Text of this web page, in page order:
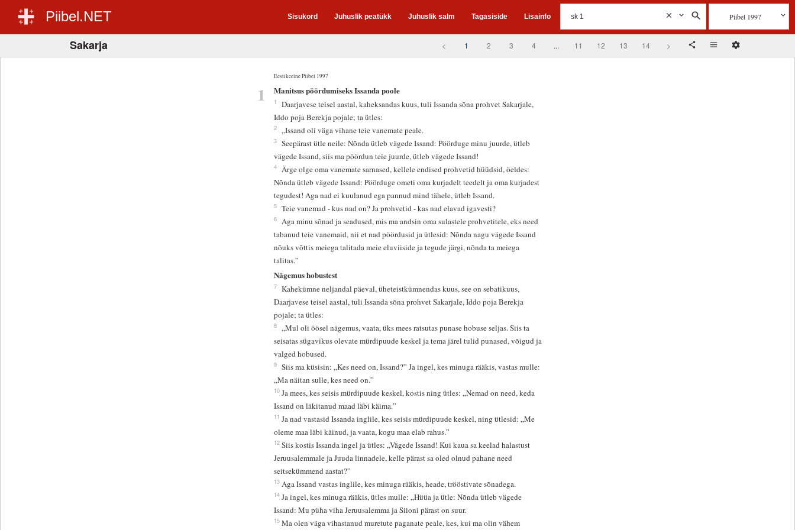
Piibel.NET Sisukord Juhuslik peatükk Juhuslik salm Tagasiside Lisainfo Piibel 1997
Sakarja < 1 2 3 4 ... 11 12 13 14 >
Eestikeelne Piibel 1997
1 Manitsus pöördumiseks Issanda poole
1
Daarjavese teisel aastal, kaheksandas kuus, tuli Issanda sõna prohvet Sakarjale,
Iddo poja Berekja pojale; ta ütles:
2 „Issand oli väga vihane teie vanemate peale.
3
Seepärast ütle neile: Nõnda ütleb vägede Issand: Pöörduge minu juurde, ütleb
vägede Issand, siis ma pöördun teie juurde, ütleb vägede Issand!
4
Ärge olge oma vanemate sarnased, kellele endised prohvetid hüüdsid, öeldes:
Nõnda ütleb vägede Issand: Pöörduge ometi oma kurjadelt teedelt ja oma kurjadest
tegudest! Aga nad ei kuulanud ega pannud mind tähele, ütleb Issand.
5 Teie vanemad - kus nad on? Ja prohvetid - kas nad elavad igavesti?
6
Aga minu sõnad ja seadused, mis ma andsin oma sulastele prohvetitele, eks need
tabanud teie vanemaid, nii et nad pöördusid ja ütlesid: Nõnda nagu vägede Issand
nõuks võttis meiega talitada meie eluviiside ja tegude järgi, nõnda ta meiega
talitas.”
Nägemus hobustest
7
Kahekümne neljandal päeval, üheteistkümnendas kuus, see on sebatikuus,
Daarjavese teisel aastal, tuli Issanda sõna prohvet Sakarjale, Iddo poja Berekja
pojale; ta ütles:
8
„Mul oli öösel nägemus, vaata, üks mees ratsutas punase hobuse seljas. Siis ta
seisatas sügavikus olevate mürdipuude keskel ja tema järel tulid punased, võigud ja
valged hobused.
9
Siis ma küsisin: „Kes need on, Issand?” Ja ingel, kes minuga rääkis, vastas mulle:
„Ma näitan sulle, kes need on.”
10 Ja mees, kes seisis mürdipuude keskel, kostis ning ütles: „Nemad on need, keda
Issand on läkitanud maad läbi käima.”
11 Ja nad vastasid Issanda inglile, kes seisis mürdipuude keskel, ning ütlesid: „Me
oleme maa läbi käinud, ja vaata, kogu maa elab rahus.”
12 Siis kostis Issanda ingel ja ütles: „Vägede Issand! Kui kaua sa keelad halastust
Jeruusalemmale ja Juuda linnadele, kelle pärast sa oled olnud pahane need
seitsekümmend aastat?”
13 Aga Issand vastas inglile, kes minuga rääkis, heade, trööstivate sõnadega.
14 Ja ingel, kes minuga rääkis, ütles mulle: „Hüüa ja ütle: Nõnda ütleb vägede
Issand: Mu püha viha Jeruusalemma ja Siioni pärast on suur.
15 Ma olen väga vihastanud muretute paganate peale, kes, kui ma olin vähem